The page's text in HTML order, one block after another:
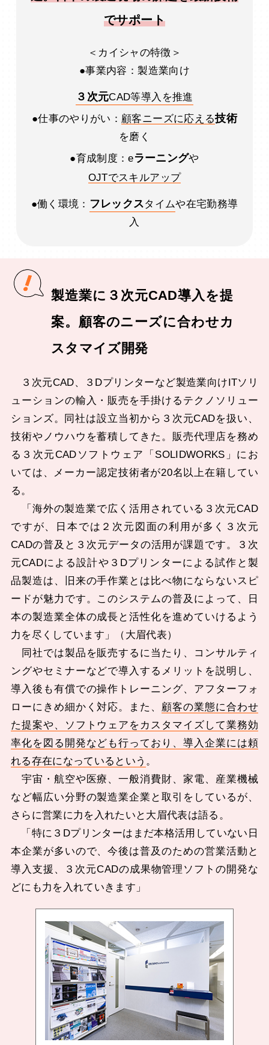
でサポート
＜カイシャの特徴＞
●事業内容：製造業向け
３次元CAD等導入を推進
●仕事のやりがい： 顧客ニーズに応える技術
を磨く
●育成制度：eラーニングや
OJTでスキルアップ
●働く環境： フレックスタイムや在宅勤務導
入
製造業に３次元CAD導入を提
案。顧客のニーズに合わせカ
スタマイズ開発
３次元CAD、３Dプリンターなど製造業向けITソリ
ューションの輸入・販売を手掛けるテクノソリュー
ションズ。同社は設立当初から３次元CADを扱い、
技術やノウハウを蓄積してきた。販売代理店を務め
る３次元CADソフトウェア「SOLIDWORKS」にお
いては、メーカー認定技術者が20名以上在籍してい
る。
「海外の製造業で広く活用されている３次元CAD
ですが、日本では２次元図面の利用が多く３次元
CADの普及と３次元データの活用が課題です。３次
元CADによる設計や３Dプリンターによる試作と製
品製造は、旧来の手作業とは比べ物にならないスピ
ードが魅力です。このシステムの普及によって、日
本の製造業全体の成長と活性化を進めていけるよう
力を尽くしています」（大眉代表）
同社では製品を販売するに当たり、コンサルティ
ングやセミナーなどで導入するメリットを説明し、
導入後も有償での操作トレーニング、アフターフォ
ローにきめ細かく対応。また、 顧客の業態に合わせ
た提案や、ソフトウェアをカスタマイズして業務効
率化を図る開発なども行っており、導入企業には頼
れる存在になっているという 。
宇宙・航空や医療、一般消費財、家電、産業機械
など幅広い分野の製造業企業と取引をしているが、
さらに営業に力を入れたいと大眉代表は語る。
「特に３Dプリンターはまだ本格活用していない日
本企業が多いので、今後は普及のための営業活動と
導入支援、３次元CADの成果物管理ソフトの開発な
どにも力を入れていきます」